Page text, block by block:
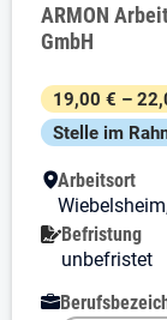
Arbeitgeber:
ARMON
GmbH
19,00 € –
Stelle im
Arbeitsort
Befristung
unbefristet